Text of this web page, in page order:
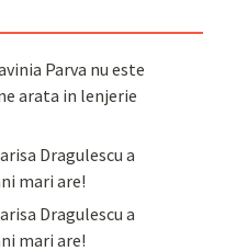
Parva nu este
arata in lenjerie
Dragulescu a
mari are!
Dragulescu a
mari are!